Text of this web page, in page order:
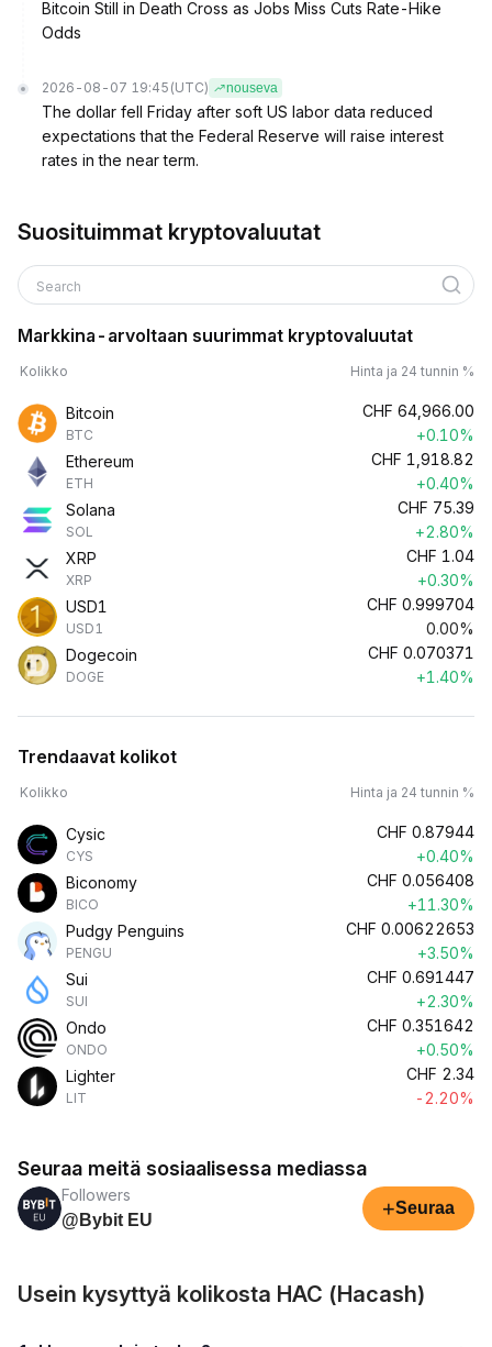
Bitcoin Still in Death Cross as Jobs Miss Cuts Rate-Hike
Odds
2026-08-07 19:45 (UTC) nouseva
The dollar fell Friday after soft US labor data reduced
expectations that the Federal Reserve will raise interest
rates in the near term.
Suosituimmat kryptovaluutat
Search
Markkina-arvoltaan suurimmat kryptovaluutat
Kolikko Hinta ja 24 tunnin %
Bitcoin
BTC
CHF 64,966.00
+0.10%
Ethereum
ETH
CHF 1,918.82
+0.40%
Solana
SOL
CHF 75.39
+2.80%
XRP
XRP
CHF 1.04
+0.30%
USD1
USD1
CHF 0.999704
0.00%
Dogecoin
DOGE
CHF 0.070371
+1.40%
Trendaavat kolikot
Kolikko Hinta ja 24 tunnin %
Cysic
CYS
CHF 0.87944
+0.40%
Biconomy
BICO
CHF 0.056408
+11.30%
Pudgy Penguins
PENGU
CHF 0.00622653
+3.50%
Sui
SUI
CHF 0.691447
+2.30%
Ondo
ONDO
CHF 0.351642
+0.50%
Lighter
LIT
CHF 2.34
-2.20%
Seuraa meitä sosiaalisessa mediassa
Followers
@Bybit EU
+Seuraa
Usein kysyttyä kolikosta HAC (Hacash)